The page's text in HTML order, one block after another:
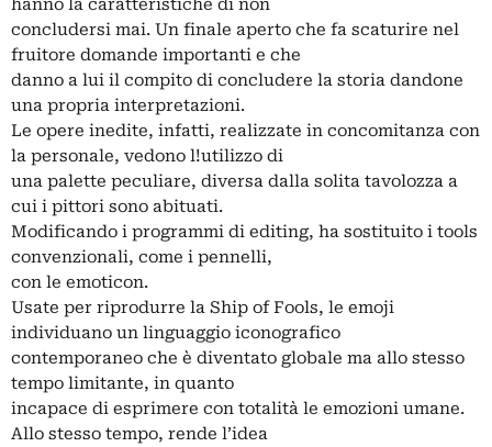
hanno la caratteristiche di non
concludersi mai. Un finale aperto che fa scaturire nel
fruitore domande importanti e che
danno a lui il compito di concludere la storia dandone
una propria interpretazioni.
Le opere inedite, infatti, realizzate in concomitanza con
la personale, vedono l!utilizzo di
una palette peculiare, diversa dalla solita tavolozza a
cui i pittori sono abituati.
Modificando i programmi di editing, ha sostituito i tools
convenzionali, come i pennelli,
con le emoticon.
Usate per riprodurre la Ship of Fools, le emoji
individuano un linguaggio iconografico
contemporaneo che è diventato globale ma allo stesso
tempo limitante, in quanto
incapace di esprimere con totalità le emozioni umane.
Allo stesso tempo, rende l’idea